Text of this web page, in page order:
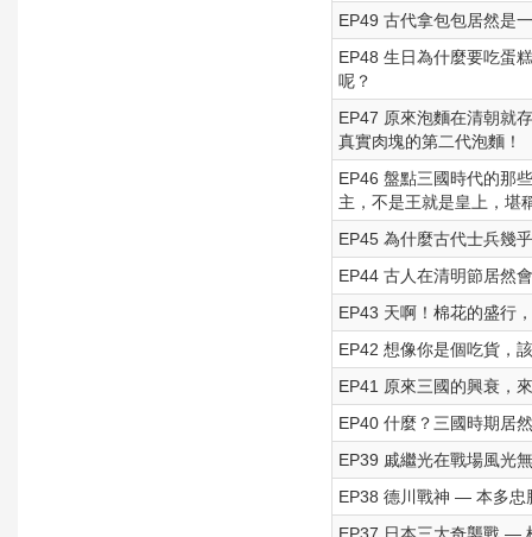
EP49 古代拿包包居然是
EP48 生日為什麼要吃蛋
呢？
EP47 原來泡麵在清朝就
真實肉塊的第二代泡麵！
EP46 盤點三國時代的那
主，不是王就是皇上，堪
EP45 為什麼古代士兵幾
EP44 古人在清明節居然
EP43 天啊！棉花的盛行
EP42 想像你是個吃貨，
EP41 原來三國的興衰，
EP40 什麼？三國時期居
EP39 戚繼光在戰場風光
EP38 德川戰神 — 本多忠